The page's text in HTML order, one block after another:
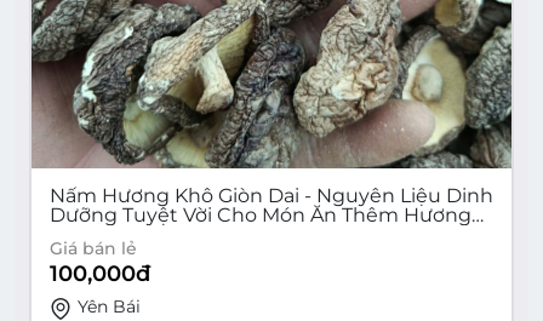
Nấm Hương Khô Giòn Dai - Nguyên Liệu Dinh
Dưỡng Tuyệt Vời Cho Món Ăn Thêm Hương
Vị Đặc Trưng (200g)
Giá bán lẻ
100,000đ
Yên Bái